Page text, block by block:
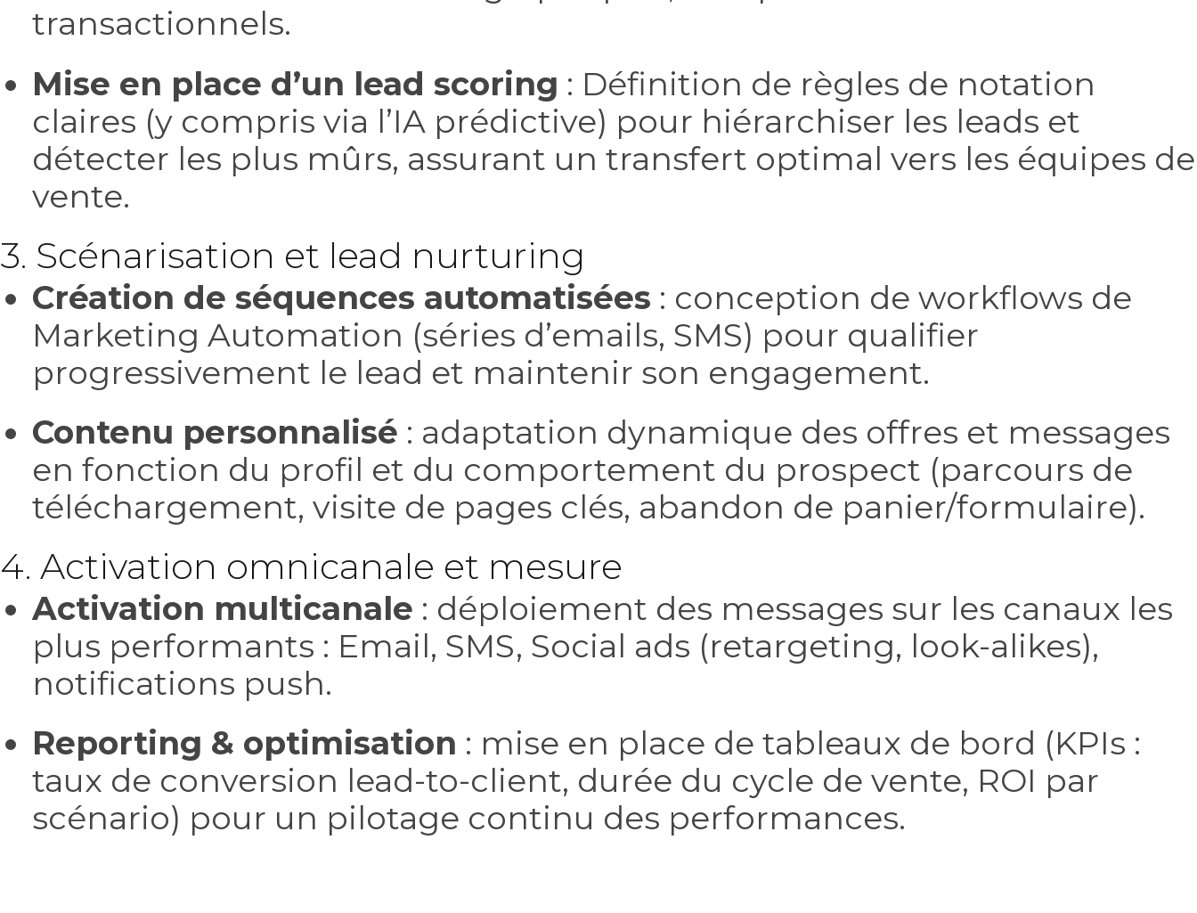
transactionnels.
Mise en place d’un lead scoring : Définition de règles de notation
claires (y compris via l’IA prédictive) pour hiérarchiser les leads et
détecter les plus mûrs, assurant un transfert optimal vers les équipes de
vente.
3. Scénarisation et lead nurturing
Création de séquences automatisées : conception de workflows de
Marketing Automation (séries d’emails, SMS) pour qualifier
progressivement le lead et maintenir son engagement.
Contenu personnalisé : adaptation dynamique des offres et messages
en fonction du profil et du comportement du prospect (parcours de
téléchargement, visite de pages clés, abandon de panier/formulaire).
4. Activation omnicanale et mesure
Activation multicanale : déploiement des messages sur les canaux les
plus performants : Email, SMS, Social ads (retargeting, look-alikes),
notifications push.
Reporting & optimisation : mise en place de tableaux de bord (KPIs :
taux de conversion lead-to-client, durée du cycle de vente, ROI par
scénario) pour un pilotage continu des performances.